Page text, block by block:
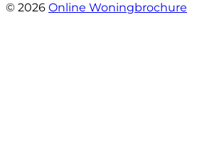
© 2026 Online Woningbrochure